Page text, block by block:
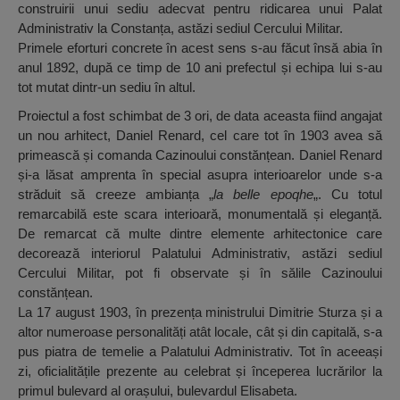
construirii unui sediu adecvat pentru ridicarea unui Palat
Administrativ la Constanța, astăzi sediul Cercului Militar.
Primele eforturi concrete în acest sens s-au făcut însă abia în
anul 1892, după ce timp de 10 ani prefectul și echipa lui s-au
tot mutat dintr-un sediu în altul.
Proiectul a fost schimbat de 3 ori, de data aceasta fiind angajat
un nou arhitect, Daniel Renard, cel care tot în 1903 avea să
primească și comanda Cazinoului constănțean. Daniel Renard
și-a lăsat amprenta în special asupra interioarelor unde s-a
străduit să creeze ambianța „la belle epoqhe„. Cu totul
remarcabilă este scara interioară, monumentală și eleganță.
De remarcat că multe dintre elemente arhitectonice care
decorează interiorul Palatului Administrativ, astăzi sediul
Cercului Militar, pot fi observate și în sălile Cazinoului
constănțean.
La 17 august 1903, în prezența ministrului Dimitrie Sturza și a
altor numeroase personalități atât locale, cât și din capitală, s-a
pus piatra de temelie a Palatului Administrativ. Tot în aceeași
zi, oficialitățile prezente au celebrat și începerea lucrărilor la
primul bulevard al orașului, bulevardul Elisabeta.